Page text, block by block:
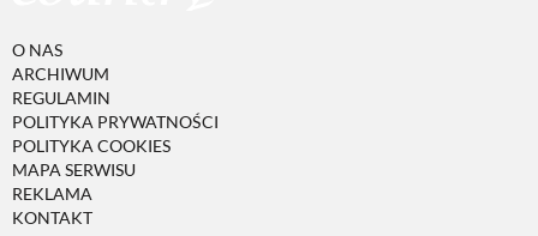
O NAS
ARCHIWUM
REGULAMIN
POLITYKA PRYWATNOŚCI
POLITYKA COOKIES
MAPA SERWISU
REKLAMA
KONTAKT